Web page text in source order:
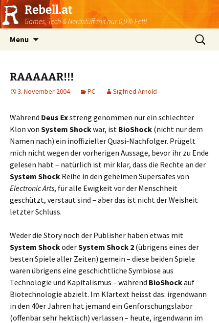
Rebell.at
Games, Tech & Nerdstuff mit nur 0,9% Fett!
Menu
Suchen
nach:
RAAAAAR!!!
3. November 2004 PC Sigfried Arnold
Während Deus Exstreng genommen nur ein schlechter
Klon von System Shockwar, ist BioShock (nicht nur dem
Namen nach) ein inoffizieller Quasi-Nachfolger. Prügelt
mich nicht wegen der vorherigen Aussage, bevor ihr zu Ende
gelesen habt – natürlich ist mir klar, dass die Rechte an der
System Shock Reihe in den geheimen Supersafes von
Electronic Arts, für alle Ewigkeit vor der Menschheit
geschützt, verstaut sind – aber das ist nicht der Weisheit
letzter Schluss.
Weder die Story noch der Publisher haben etwas mit
System ShockoderSystem Shock 2 (übrigens eines der
besten Spiele aller Zeiten) gemein – diese beiden Spiele
waren übrigens eine geschichtliche Symbiose aus
Technologie und Kapitalismus – während BioShockauf
Biotechnologie abzielt. Im Klartext heisst das: irgendwann
in den 40er Jahren hat jemand ein Genforschungslabor
(offenbar sehr hektisch) verlassen – heute, irgendwann im